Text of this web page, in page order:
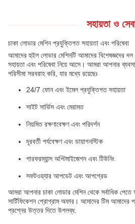
সহায়তা ও
চাকা লোডার মেশিন প্রযুক্তিগত সহায়তা এবং পরিষেবা
আমাদের হুইল লোডার মেশিনটি আমাদের বিশেষজ্ঞদের দল
সহায়তা এবং পরিষেবা নিয়ে আসে। আমরা আপনার
পরিসীমা সরবরাহ করি, যার মধ্যে রয়েছেঃ
24/7 ফোন এবং ইমেল প্রযুক্তিগত সহায়তা
সাইট সার্ভিস এবং মেরামত
নিয়মিত রক্ষণাবেক্ষণ এবং পরিদর্শন
দূরবর্তী পর্যবেক্ষণ এবং ডায়াগনস্টিক
পারফরম্যান্স অপ্টিমাইজেশন এবং টিউনিং
সফটওয়্যার আপডেট এবং আপগ্রেড
আমরা আপনার চাকা লোডার মেশিন থেকে সর্বাধিক পেতে
সার্টিফিকেশন প্রোগ্রাম অফার। আমাদের টিম আমাদের
প্রশ্নের উত্তর দিতে উপলব্ধ.